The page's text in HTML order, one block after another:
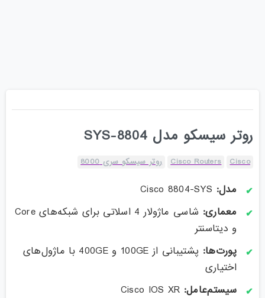
روتر سیسکو مدل 8804-SYS
Cisco
Cisco Routers روتر سیسکو سری 8000
مدل:
معماری:
شاسی ماژولار 4 اسلاتی برای شبکه‌های Core
و دیتاسنتر
پورت‌ها:
پشتیبانی از 100GE و 400GE با ماژول‌های
اختیاری
سیستم‌عامل: